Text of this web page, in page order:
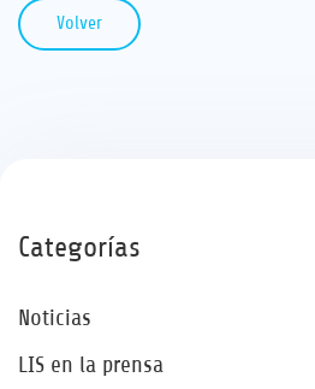
Volver
Categorías
Noticias
LIS en la prensa